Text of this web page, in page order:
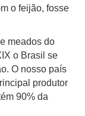
o feijão, fosse
meados do
o Brasil se
O nosso país
produtor
90% da